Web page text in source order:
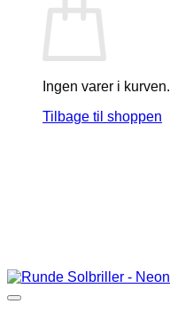
Ingen varer i kurven.
Tilbage til shoppen